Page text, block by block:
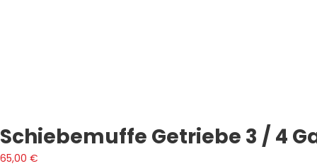
Schiebemuffe Getriebe 3 / 4
65,00 €